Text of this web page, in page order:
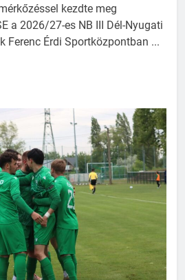
kezdte meg
a 2026/27-es NB III Dél-Nyugati
Ferenc Érdi Sportközpontban ...